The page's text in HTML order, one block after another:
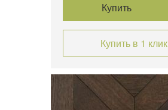
Купить
Купить в 1 клик